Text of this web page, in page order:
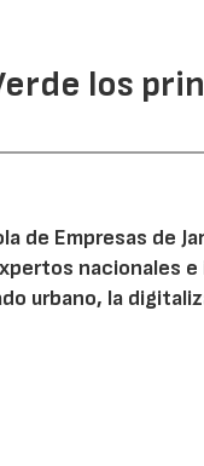
los
de Empresas de
nacionales
urbano, la
16/07/2026